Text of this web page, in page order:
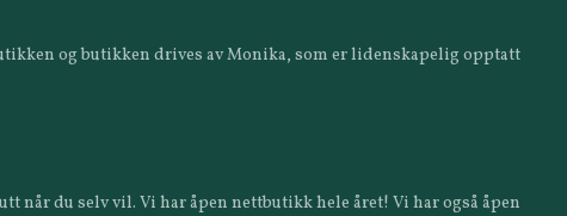
og butikken drives av Monika, som er lidenskapelig opptatt
når du selv vil. Vi har åpen nettbutikk hele året! Vi har også åpen